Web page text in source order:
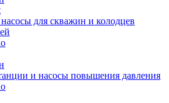
для скважин и колодцев
и насосы повышения давления